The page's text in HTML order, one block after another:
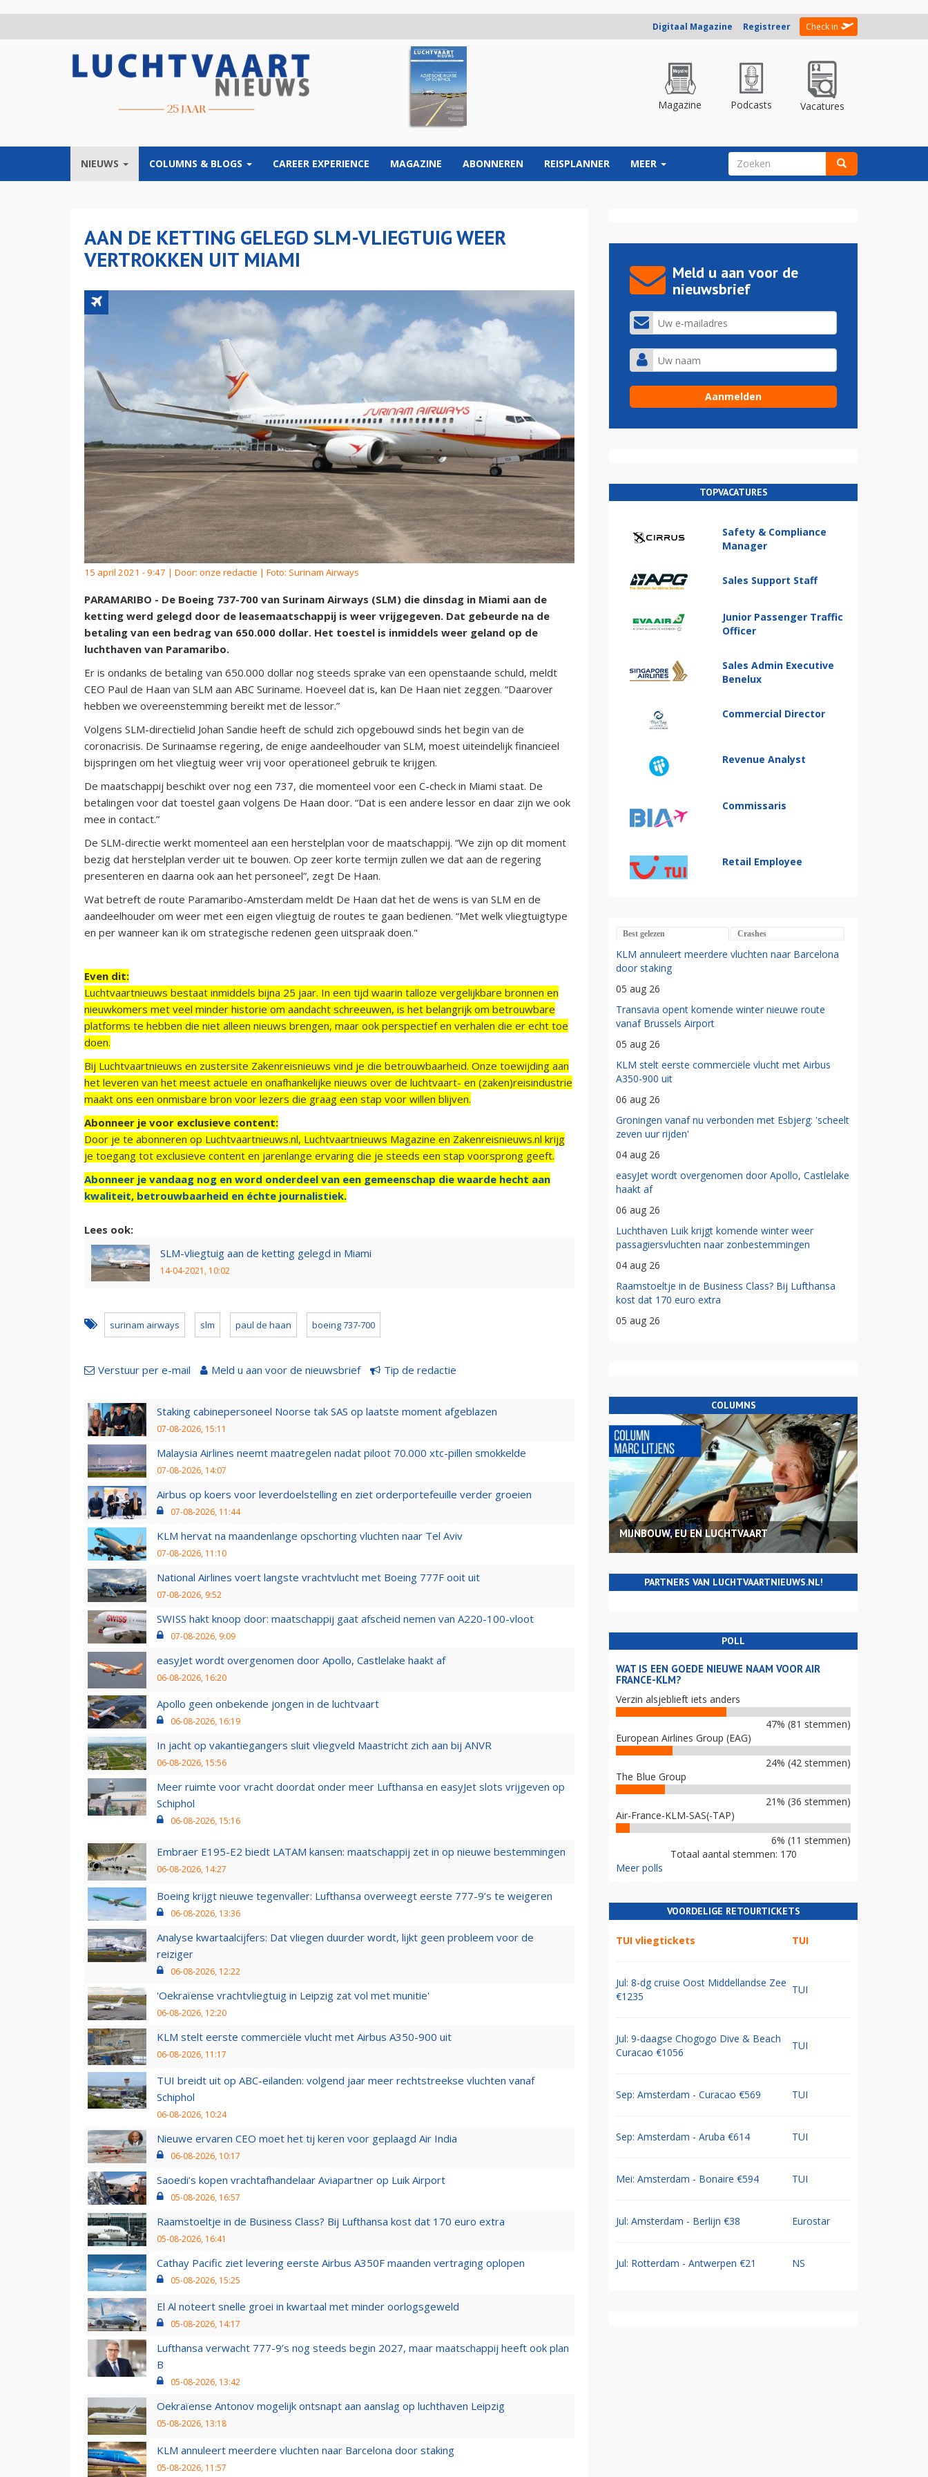
Digitaal Magazine Registreer Check in
Magazine Podcasts Vacatures
NIEUWS COLUMNS & BLOGS CAREER EXPERIENCE MAGAZINE ABONNEREN REISPLANNER MEER ZOEKVELD
AAN DE KETTING GELEGD SLM-VLIEGTUIG WEER
VERTROKKEN UIT MIAMI
15 april 2021 - 9:47 | Door: onze redactie | Foto: Surinam Airways
PARAMARIBO - De Boeing 737-700 van Surinam Airways (SLM) die dinsdag in Miami aan de
ketting werd gelegd door de leasemaatschappij is weer vrijgegeven. Dat gebeurde na de
betaling van een bedrag van 650.000 dollar. Het toestel is inmiddels weer geland op de
luchthaven van Paramaribo.
Er is ondanks de betaling van 650.000 dollar nog steeds sprake van een openstaande schuld, meldt
CEO Paul de Haan van SLM aan ABC Suriname. Hoeveel dat is, kan De Haan niet zeggen. “Daarover
hebben we overeenstemming bereikt met de lessor.”
Volgens SLM-directielid Johan Sandie heeft de schuld zich opgebouwd sinds het begin van de
coronacrisis. De Surinaamse regering, de enige aandeelhouder van SLM, moest uiteindelijk financieel
bijspringen om het vliegtuig weer vrij voor operationeel gebruik te krijgen.
De maatschappij beschikt over nog een 737, die momenteel voor een C-check in Miami staat. De
betalingen voor dat toestel gaan volgens De Haan door. “Dat is een andere lessor en daar zijn we ook
mee in contact.”
De SLM-directie werkt momenteel aan een herstelplan voor de maatschappij. “We zijn op dit moment
bezig dat herstelplan verder uit te bouwen. Op zeer korte termijn zullen we dat aan de regering
presenteren en daarna ook aan het personeel”, zegt De Haan.
Wat betreft de route Paramaribo-Amsterdam meldt De Haan dat het de wens is van SLM en de
aandeelhouder om weer met een eigen vliegtuig de routes te gaan bedienen. “Met welk vliegtuigtype
en per wanneer kan ik om strategische redenen geen uitspraak doen."
Even dit:
Luchtvaartnieuws bestaat inmiddels bijna 25 jaar. In een tijd waarin talloze vergelijkbare bronnen en
nieuwkomers met veel minder historie om aandacht schreeuwen, is het belangrijk om betrouwbare
platforms te hebben die niet alleen nieuws brengen, maar ook perspectief en verhalen die er echt toe
doen.
Bij Luchtvaartnieuws en zustersite Zakenreisnieuws vind je die betrouwbaarheid. Onze toewijding aan
het leveren van het meest actuele en onafhankelijke nieuws over de luchtvaart- en (zaken)reisindustrie
maakt ons een onmisbare bron voor lezers die graag een stap voor willen blijven.
Abonneer je voor exclusieve content:
Door je te abonneren op Luchtvaartnieuws.nl, Luchtvaartnieuws Magazine en Zakenreisnieuws.nl krijg
je toegang tot exclusieve content en jarenlange ervaring die je steeds een stap voorsprong geeft.
Abonneer je vandaag nog en word onderdeel van een gemeenschap die waarde hecht aan
kwaliteit, betrouwbaarheid en échte journalistiek.
Lees ook:
SLM-vliegtuig aan de ketting gelegd in Miami
14-04-2021, 10:02
surinam airways slm paul de haan boeing 737-700
Verstuur per e-mail Meld u aan voor de nieuwsbrief Tip de redactie
Staking cabinepersoneel Noorse tak SAS op laatste moment afgeblazen
07-08-2026, 15:11
Malaysia Airlines neemt maatregelen nadat piloot 70.000 xtc-pillen smokkelde
07-08-2026, 14:07
Airbus op koers voor leverdoelstelling en ziet orderportefeuille verder groeien
07-08-2026, 11:44
KLM hervat na maandenlange opschorting vluchten naar Tel Aviv
07-08-2026, 11:10
National Airlines voert langste vrachtvlucht met Boeing 777F ooit uit
07-08-2026, 9:52
SWISS hakt knoop door: maatschappij gaat afscheid nemen van A220-100-vloot
07-08-2026, 9:09
easyJet wordt overgenomen door Apollo, Castlelake haakt af
06-08-2026, 16:20
Apollo geen onbekende jongen in de luchtvaart
06-08-2026, 16:19
In jacht op vakantiegangers sluit vliegveld Maastricht zich aan bij ANVR
06-08-2026, 15:56
Meer ruimte voor vracht doordat onder meer Lufthansa en easyJet slots vrijgeven op
Schiphol
06-08-2026, 15:16
Embraer E195-E2 biedt LATAM kansen: maatschappij zet in op nieuwe bestemmingen
06-08-2026, 14:27
Boeing krijgt nieuwe tegenvaller: Lufthansa overweegt eerste 777-9’s te weigeren
06-08-2026, 13:36
Analyse kwartaalcijfers: Dat vliegen duurder wordt, lijkt geen probleem voor de
reiziger
06-08-2026, 12:22
'Oekraïense vrachtvliegtuig in Leipzig zat vol met munitie'
06-08-2026, 12:20
KLM stelt eerste commerciële vlucht met Airbus A350-900 uit
06-08-2026, 11:17
TUI breidt uit op ABC-eilanden: volgend jaar meer rechtstreekse vluchten vanaf
Schiphol
06-08-2026, 10:24
Nieuwe ervaren CEO moet het tij keren voor geplaagd Air India
06-08-2026, 10:17
Saoedi’s kopen vrachtafhandelaar Aviapartner op Luik Airport
05-08-2026, 16:57
Raamstoeltje in de Business Class? Bij Lufthansa kost dat 170 euro extra
05-08-2026, 16:41
Cathay Pacific ziet levering eerste Airbus A350F maanden vertraging oplopen
05-08-2026, 15:25
El Al noteert snelle groei in kwartaal met minder oorlogsgeweld
05-08-2026, 14:17
Lufthansa verwacht 777-9’s nog steeds begin 2027, maar maatschappij heeft ook plan
B
05-08-2026, 13:42
Oekraïense Antonov mogelijk ontsnapt aan aanslag op luchthaven Leipzig
05-08-2026, 13:18
KLM annuleert meerdere vluchten naar Barcelona door staking
05-08-2026, 11:57
Meld u aan voor de
nieuwsbrief
TOPVACATURES
Safety & Compliance
Manager
Sales Support Staff
Junior Passenger Traffic
Officer
Sales Admin Executive
Benelux
Commercial Director
Revenue Analyst
Commissaris
Retail Employee
Best gelezen Crashes
KLM annuleert meerdere vluchten naar Barcelona
door staking
05 aug 26
Transavia opent komende winter nieuwe route
vanaf Brussels Airport
05 aug 26
KLM stelt eerste commerciële vlucht met Airbus
A350-900 uit
06 aug 26
Groningen vanaf nu verbonden met Esbjerg: 'scheelt
zeven uur rijden'
04 aug 26
easyJet wordt overgenomen door Apollo, Castlelake
haakt af
06 aug 26
Luchthaven Luik krijgt komende winter weer
passagiersvluchten naar zonbestemmingen
04 aug 26
Raamstoeltje in de Business Class? Bij Lufthansa
kost dat 170 euro extra
05 aug 26
COLUMNS
MIJNBOUW, EU EN LUCHTVAART
PARTNERS VAN LUCHTVAARTNIEUWS.NL!
POLL
WAT IS EEN GOEDE NIEUWE NAAM VOOR AIR
FRANCE-KLM?
Verzin alsjeblieft iets anders
47% (81 stemmen)
European Airlines Group (EAG)
24% (42 stemmen)
The Blue Group
21% (36 stemmen)
Air-France-KLM-SAS(-TAP)
6% (11 stemmen)
Totaal aantal stemmen: 170
Meer polls
VOORDELIGE RETOURTICKETS
TUI vliegtickets TUI
Jul: 8-dg cruise Oost Middellandse Zee
€1235
TUI
Jul: 9-daagse Chogogo Dive & Beach
Curacao €1056
TUI
Sep: Amsterdam - Curacao €569 TUI
Sep: Amsterdam - Aruba €614 TUI
Mei: Amsterdam - Bonaire €594 TUI
Jul: Amsterdam - Berlijn €38 Eurostar
Jul: Rotterdam - Antwerpen €21 NS